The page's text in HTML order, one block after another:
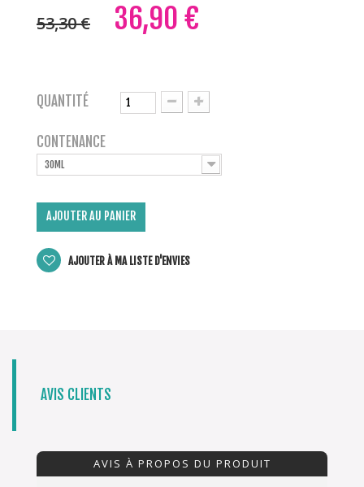
53,30 € 36,90 €
QUANTITÉ
CONTENANCE
30ML
AJOUTER AU PANIER
AJOUTER À MA LISTE D'ENVIES
AVIS CLIENTS
AVIS À PROPOS DU PRODUIT